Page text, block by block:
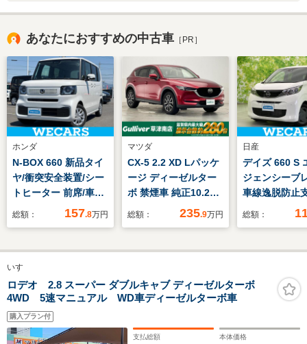
あなたにおすすめの中古車 ［PR］
ホンダ
N-BOX 660 新品タイ
ヤ/衝突安全装置/シー
トヒーター 前席/車線
逸脱防止支援システ
ホンダセンシング/禁
煙車/エアバッグ 運転
席/エアバッグ 助手席
総額： 157.8万円
マツダ
CX-5 2.2 XD Lパッケ
ージ ディーゼルター
ボ 禁煙車 純正10.25
インチメーカーOPナ
パワーシート 360度ビ
コ シートヒーター パ
ワーバックドア パド
総額： 235.9万円
日産
デイズ 660 S
ジェンシーブ
車線逸脱防止
テム/EBD付
エアバッグ 運
バッグ サイド
全ボディ
総額：
いすゞ
ロデオ 2.8 スーパー ダブルキャブ ディーゼルターボ
4WD 5速マニュアル WD車ディーゼルターボ車
購入プラン付
支払総額 本体価格